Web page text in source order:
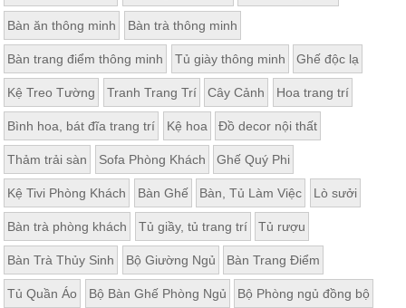
ghế
ăn,
kệ
bếp
Nội
Thất
Ban
Công,
Vườn
Bàn
ghế
ban
công,
xích
đu,
ghế...
Phụ
Bàn ăn thông minh Bàn trà thông minh
Bàn trang điểm thông minh Tủ giày thông minh Ghế độc lạ
Kệ Treo Tường Tranh Trang Trí Cây Cảnh Hoa trang trí
Bình hoa, bát đĩa trang trí Kệ hoa Đồ decor nội thất
Thảm trải sàn Sofa Phòng Khách Ghế Quý Phi
Kệ Tivi Phòng Khách Bàn Ghế Bàn, Tủ Làm Việc Lò sưởi
Bàn trà phòng khách Tủ giầy, tủ trang trí Tủ rượu
Bàn Trà Thủy Sinh Bộ Giường Ngủ Bàn Trang Điểm
Tủ Quần Áo Bộ Bàn Ghế Phòng Ngủ Bộ Phòng ngủ đồng bộ